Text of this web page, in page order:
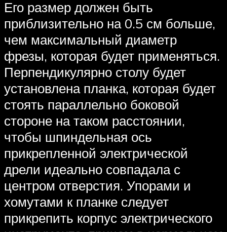
Его размер должен быть
приблизительно на 0.5 см больше,
чем максимальный диаметр
фрезы, которая будет применяться.
Перпендикулярно столу будет
установлена планка, которая будет
стоять параллельно боковой
стороне на таком расстоянии,
чтобы шпиндельная ось
прикрепленной электрической
дрели идеально совпадала с
центром отверстия. Упорами и
хомутами к планке следует
прикрепить корпус электрического